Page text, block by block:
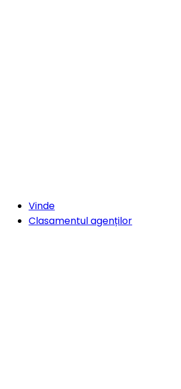
Vinde
Clasamentul agenților